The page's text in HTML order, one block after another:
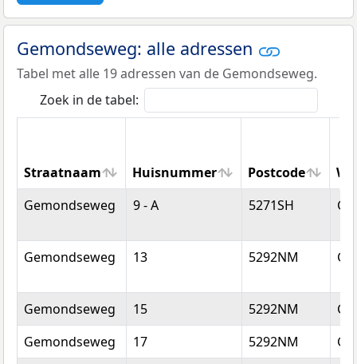
Gemondseweg: alle adressen
Tabel met alle 19 adressen van de Gemondseweg.
Zoek in de tabel:
Straatnaam Huisnummer Postcode
Straatnaam
Huisnummer Postcode
Gemondseweg 9 - A 5271SH
Gemondseweg 13 5292NM
Gemondseweg 15 5292NM
Gemondseweg
17 5292NM